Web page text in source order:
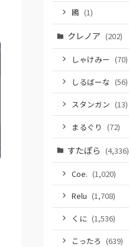
鴎 (1)
クレノア (202)
しゃけみー (70)
しるばーな (56)
スタンガン (13)
まるぐり (72)
すたぽら (4,336)
Coe. (1,020)
Relu (1,708)
くに (1,536)
こったろ (639)